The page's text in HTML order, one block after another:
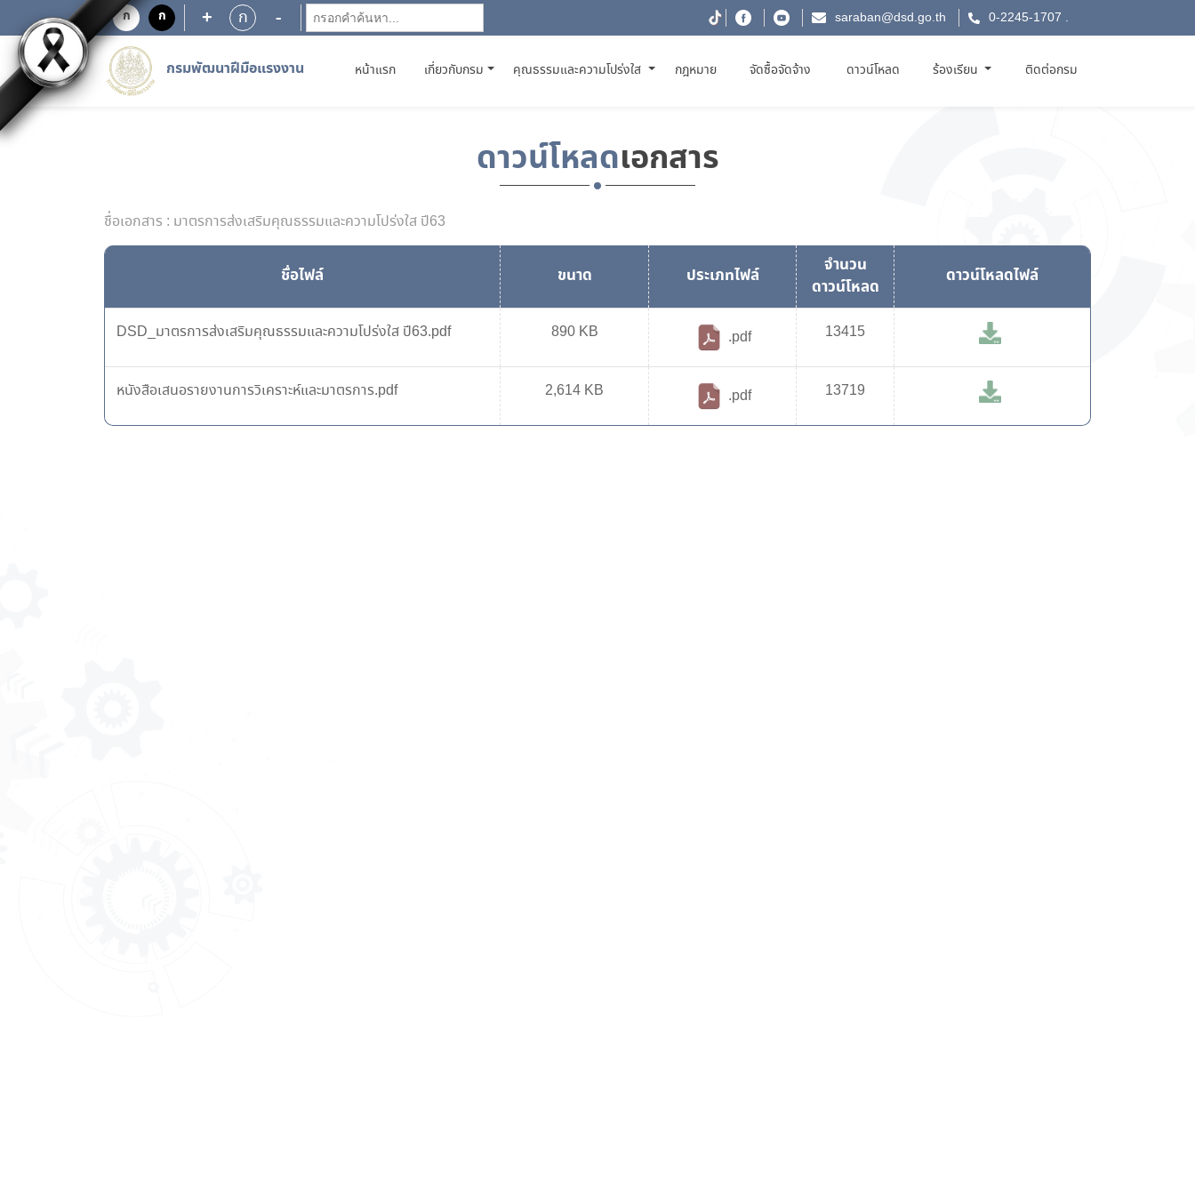
ก ก + ก - saraban@dsd.go.th 0-2245-1707 .
กรมพัฒนาฝีมือแรงงาน หน้าแรก(CURRENT)
เกี่ยวกับกรม คุณธรรมและความโปร่งใส กฎหมาย จัดซื้อจัดจ้าง ดาวน์โหลด ร้องเรียน ติดต่อกรม
ดาวน์โหลดเอกสาร
ชื่อเอกสาร : มาตรการส่งเสริมคุณธรรมและความโปร่งใส ปี63
ชื่อไฟล์ ขนาด ประเภทไฟล์
จำนวน
ดาวน์โหลด
ดาวน์โหลดไฟล์
DSD_มาตรการส่งเสริมคุณธรรมและความโปร่งใส ปี63.pdf 890 KB .pdf 13415
หนังสือเสนอรายงานการวิเคราะห์และมาตรการ.pdf 2,614 KB .pdf 13719